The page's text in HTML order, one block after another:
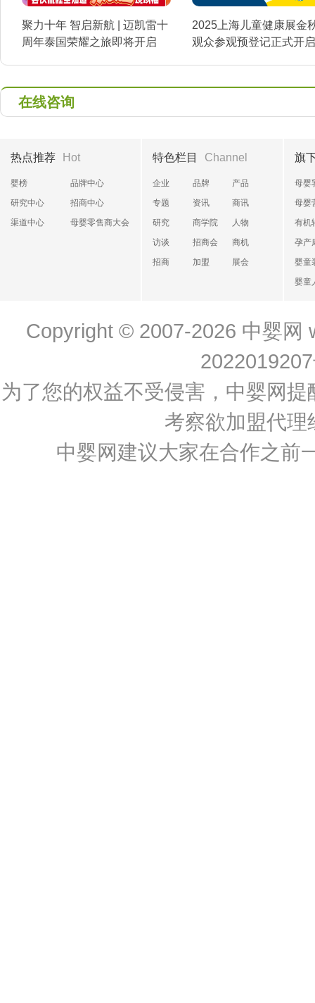
聚力十年 智启新航 | 迈凯雷十
周年泰国荣耀之旅即将开启
2025上海儿童健康展金
观众参观预登记正式开
在线咨询
热点推荐 Hot
婴榜
品牌中心
研究中心
招商中心
渠道中心
母婴零售商大会
特色栏目 Channel
企业 品牌
产品
专题
资讯
商讯
研究
商学院
人物
访谈
招商会
商机
招商
加盟 展会
旗
母婴
母婴
有机
孕产
婴童
婴童
Copyright © 2007-2026 中婴网
为了您的权益不受侵害，中婴网
考察欲加盟代理
中婴网建议大家在合作之前